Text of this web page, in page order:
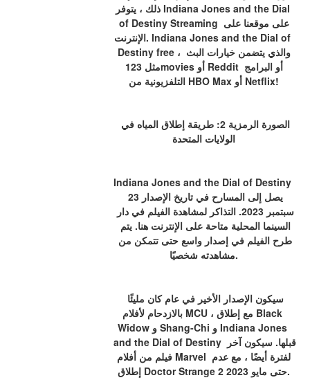
ذلك ، يتوفر Indiana Jones and the Dial
of Destiny Streaming على موقعنا على
الإنترنت. Indiana Jones and the Dial of
Destiny free ، والذي يتضمن خيارات البث
مثل 123movies أو Reddit أو البرامج
التلفزيونية من HBO Max أو Netflix!
الولايات المتحدة
Indiana Jones and the Dial of Destiny
مشاهدته شخصيًا.
بالازدحام لأفلام MCU ، مع إطلاق Black
Widow و Shang-Chi و Indiana Jones
and the Dial of Destiny قبلها. سيكون آخر
فيلم من أفلام Marvel لفترة أيضًا ، مع عدم
إطلاق Doctor Strange 2 حتى مايو 2023.